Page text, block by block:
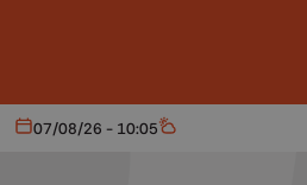
Aujourd'hui
07/08/26 - 10:05 Météo